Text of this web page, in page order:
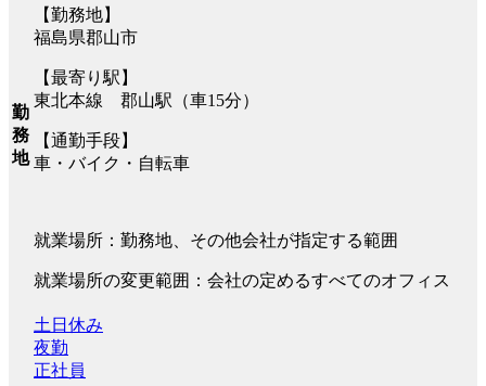
勤
務
地
【勤務地】
福島県郡山市
【最寄り駅】
東北本線 郡山駅（車15分）
【通勤手段】
車・バイク・自転車
就業場所：勤務地、その他会社が指定する範囲
就業場所の変更範囲：会社の定めるすべてのオフィス
土日休み
夜勤
正社員